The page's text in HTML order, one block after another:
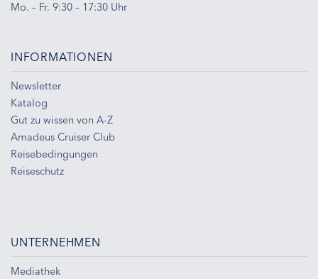
Mo. – Fr. 9:30 – 17:30 Uhr
INFORMATIONEN
Newsletter
Katalog
Gut zu wissen von A-Z
Amadeus Cruiser Club
Reisebedingungen
Reiseschutz
UNTERNEHMEN
Mediathek